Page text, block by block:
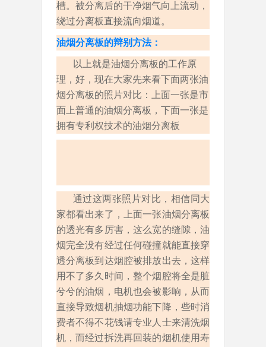
槽。被分离后的干净烟气向上流动，
绕过分离板直接流向烟道。
油烟分离板的辩别方法：
以上就是油烟分离板的工作原
理，好，现在大家先来看下面两张油
烟分离板的照片对比：上面一张是市
面上普通的油烟分离板，下面一张是
拥有专利权技术的油烟分离板
通过这两张照片对比，相信同大
家都看出来了，上面一张油烟分离板
的透光有多厉害，这么宽的缝隙，油
烟完全没有经过任何碰撞就能直接穿
透分离板到达烟腔被排放出去，这样
用不了多久时间，整个烟腔将全是脏
兮兮的油烟，电机也会被影响，从而
直接导致烟机抽烟功能下降，些时消
费者不得不花钱请专业人士来清洗烟
机，而经过拆洗再回装的烟机使用寿